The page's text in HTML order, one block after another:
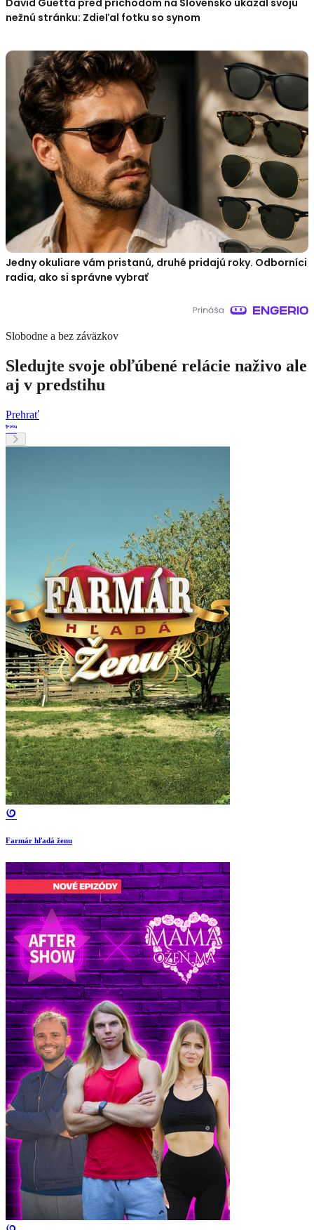
David Guetta pred príchodom na Slovensko ukázal svoju
nežnú stránku: Zdieľal fotku so synom
Jedny okuliare vám pristanú, druhé pridajú roky. Odborníci
radia, ako si správne vybrať
Slobodne a bez záväzkov
Sledujte svoje obľúbené relácie naživo ale
aj v predstihu
Prehrať
Farmár hľadá ženu